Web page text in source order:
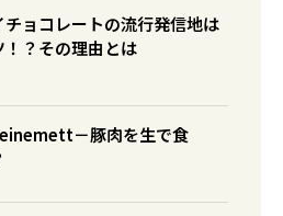
チョコレートの流行発信地は
！？その理由とは
－豚肉を生で食